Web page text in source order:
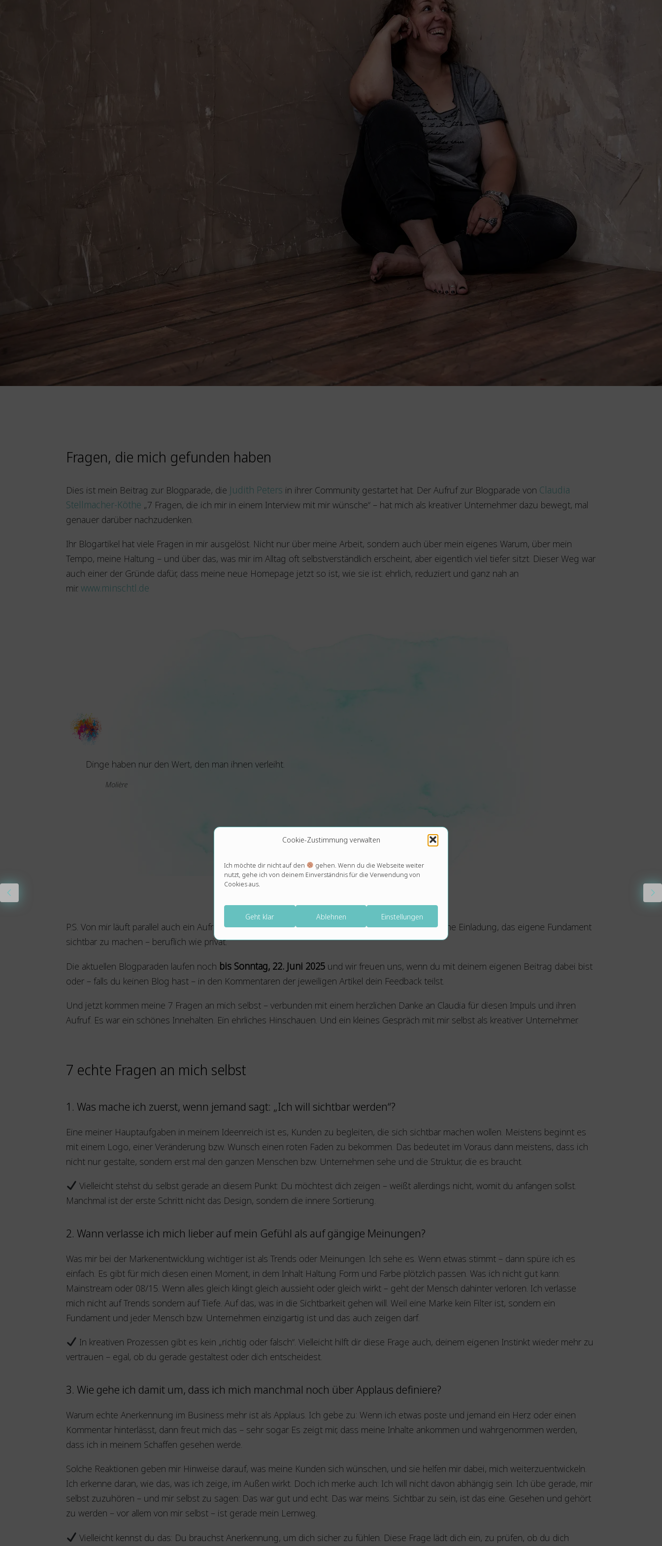
Cookie-Zustimmung verwalten
Ich möchte dir nicht auf den
gehen. Wenn du die Webseite weiter
nutzt, gehe ich von deinem Einverständnis für die Verwendung von
Cookies aus.
Geht klar Ablehnen Einstellungen
Fragen, die mich gefunden haben
Dies ist mein Beitrag zur Blogparade, die Judith Peters in ihrer Community gestartet hat. Der Aufruf zur Blogparade von Claudia
Stellmacher-Köthe „7 Fragen, die ich mir in einem Interview mit mir wünsche“ – hat mich als kreativer Unternehmer dazu bewegt, mal
genauer darüber nachzudenken.
Ihr Blogartikel hat viele Fragen in mir ausgelöst. Nicht nur über meine Arbeit, sondern auch über mein eigenes Warum, über mein
Tempo, meine Haltung – und über das, was mir im Alltag oft selbstverständlich erscheint, aber eigentlich viel tiefer sitzt. Dieser Weg war
auch einer der Gründe dafür, dass meine neue Homepage jetzt so ist, wie sie ist: ehrlich, reduziert und ganz nah an
mir.www.minschtl.de
Dinge haben nur den Wert, den man ihnen verleiht.
Molière
P.S. Von mir läuft parallel auch ein Aufruf zur Blogparade mit dem Thema „Zeig, wer du bist“ als eine Einladung, das eigene Fundament
sichtbar zu machen – beruflich wie privat.
Die aktuellen Blogparaden laufen noch bis Sonntag, 22. Juni 2025 und wir freuen uns, wenn du mit deinem eigenen Beitrag dabei bist
oder – falls du keinen Blog hast – in den Kommentaren der jeweiligen Artikel dein Feedback teilst.
Und jetzt kommen meine 7 Fragen an mich selbst – verbunden mit einem herzlichen Danke an Claudia für diesen Impuls und ihren
Aufruf. Es war ein schönes Innehalten. Ein ehrliches Hinschauen. Und ein kleines Gespräch mit mir selbst als kreativer Unternehmer.
7 echte Fragen an mich selbst
1. Was mache ich zuerst, wenn jemand sagt: „Ich will sichtbar werden“?
Eine meiner Hauptaufgaben in meinem Ideenreich ist es, Kunden zu begleiten, die sich sichtbar machen wollen. Meistens beginnt es
mit einem Logo, einer Veränderung bzw. Wunsch einen roten Faden zu bekommen. Das bedeutet im Voraus dann meistens, dass ich
nicht nur gestalte, sondern erst mal den ganzen Menschen bzw. Unternehmen sehe und die Struktur, die es braucht.
Vielleicht stehst du selbst gerade an diesem Punkt: Du möchtest dich zeigen – weißt allerdings nicht, womit du anfangen sollst.
Manchmal ist der erste Schritt nicht das Design, sondern die innere Sortierung.
2. Wann verlasse ich mich lieber auf mein Gefühl als auf gängige Meinungen?
Was mir bei der Markenentwicklung wichtiger ist als Trends oder Meinungen. Ich sehe es. Wenn etwas stimmt – dann spüre ich es
einfach. Es gibt für mich diesen einen Moment, in dem Inhalt Haltung Form und Farbe plötzlich passen. Was ich nicht gut kann:
Mainstream oder 08/15. Wenn alles gleich klingt gleich aussieht oder gleich wirkt – geht der Mensch dahinter verloren. Ich verlasse
mich nicht auf Trends sondern auf Tiefe. Auf das, was in die Sichtbarkeit gehen will. Weil eine Marke kein Filter ist, sondern ein
Fundament und jeder Mensch bzw. Unternehmen einzigartig ist und das auch zeigen darf.
In kreativen Prozessen gibt es kein „richtig oder falsch“. Vielleicht hilft dir diese Frage auch, deinem eigenen Instinkt wieder mehr zu
vertrauen – egal, ob du gerade gestaltest oder dich entscheidest.
3. Wie gehe ich damit um, dass ich mich manchmal noch über Applaus definiere?
Warum echte Anerkennung im Business mehr ist als Applaus. Ich gebe zu: Wenn ich etwas poste und jemand ein Herz oder einen
Kommentar hinterlässt, dann freut mich das – sehr sogar. Es zeigt mir, dass meine Inhalte ankommen und wahrgenommen werden,
dass ich in meinem Schaffen gesehen werde.
Solche Reaktionen geben mir Hinweise darauf, was meine Kunden sich wünschen, und sie helfen mir dabei, mich weiterzuentwickeln.
Ich erkenne daran, wie das, was ich zeige, im Außen wirkt. Doch ich merke auch: Ich will nicht davon abhängig sein. Ich übe gerade, mir
selbst zuzuhören – und mir selbst zu sagen: Das war gut und echt. Das war meins. Sichtbar zu sein, ist das eine. Gesehen und gehört
zu werden – vor allem von mir selbst – ist gerade mein Lernweg.
Vielleicht kennst du das: Du brauchst Anerkennung, um dich sicher zu fühlen. Diese Frage lädt dich ein, zu prüfen, ob du dich